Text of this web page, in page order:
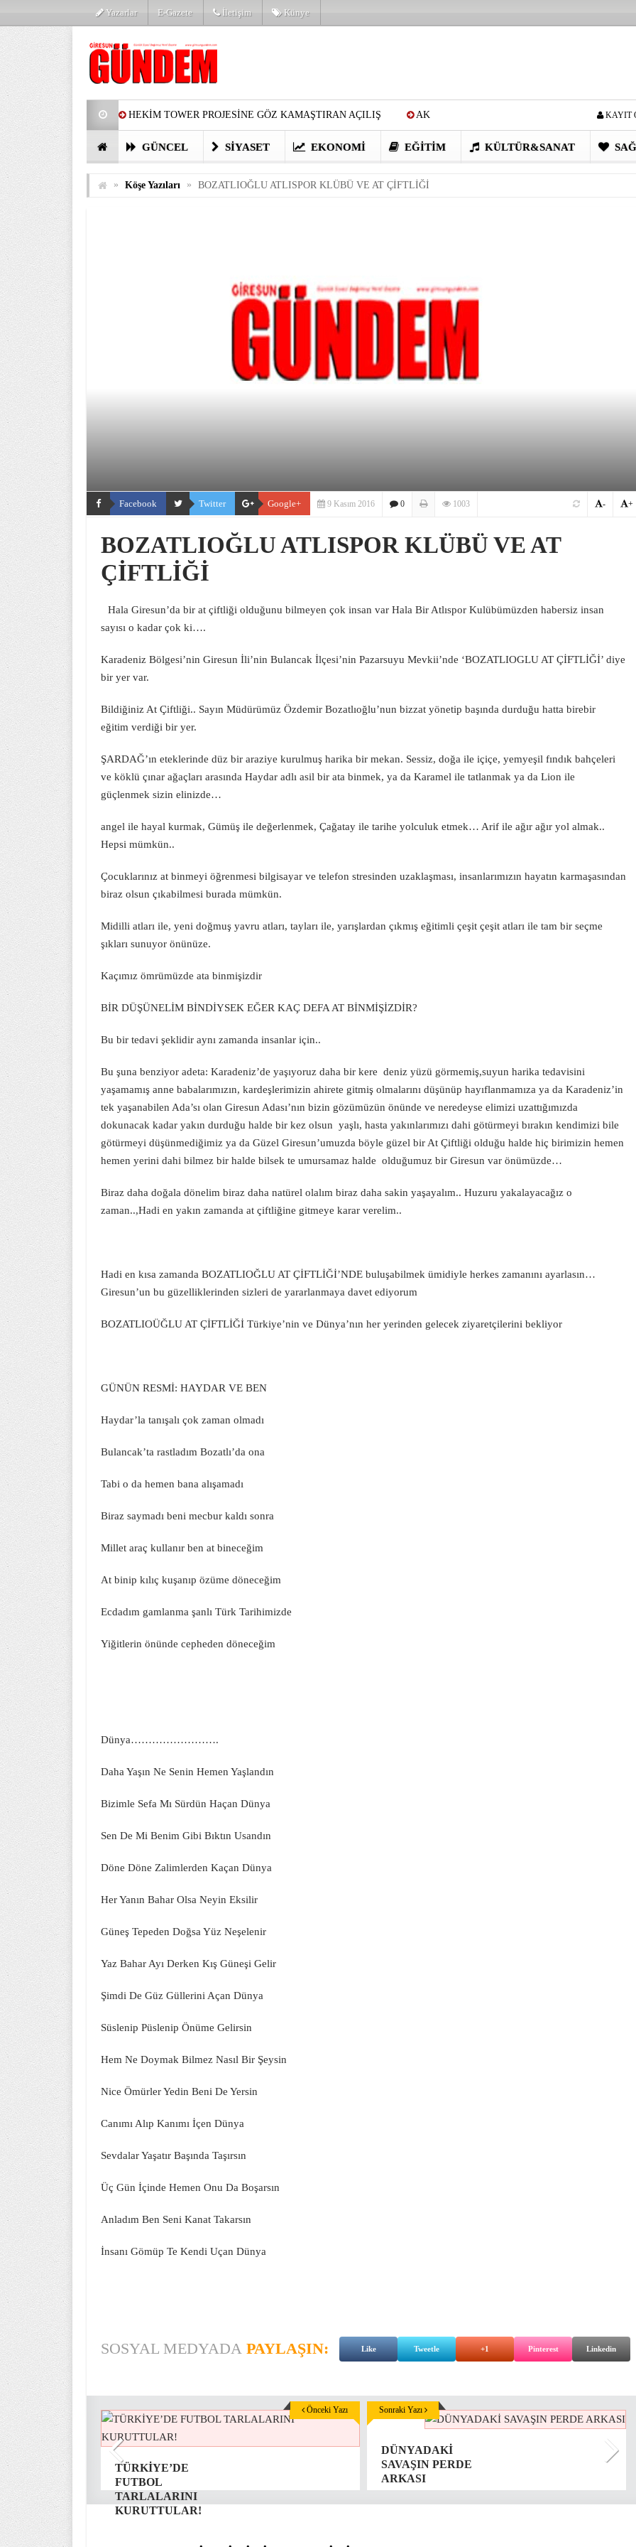
Yazarlar E-Gazete İletişim Künye
HEKİM TOWER PROJESİNE GÖZ KAMAŞTIRAN AÇILIŞ AK
PARTİ’DE YENİ YÜZLER HARUN CİCİ: VİDEOYU GÖRÜNCE
KAYIT
GÜNCEL SIYASET EKONOMI EĞITIM KÜLTÜR&SANAT
» Köşe Yazıları » BOZATLIOĞLU ATLISPOR KLÜBÜ VE AT ÇİFTLİĞİ
Facebook Twitter Google+ 9 Kasım 2016 0 1003 +
-
BOZATLIOĞLU ATLISPOR KLÜBÜ VE AT
ÇİFTLİĞİ
Hala Giresun’da bir at çiftliği olduğunu bilmeyen çok insan var Hala Bir Atlıspor Kulübümüzden habersiz insan
sayısı o kadar çok ki….
Karadeniz Bölgesi’nin Giresun İli’nin Bulancak İlçesi’nin Pazarsuyu Mevkii’nde ‘BOZATLIOGLU AT ÇİFTLİĞİ’ diye
bir yer var.
Bildiğiniz At Çiftliği.. Sayın Müdürümüz Özdemir Bozatlıoğlu’nun bizzat yönetip başında durduğu hatta birebir
eğitim verdiği bir yer.
ŞARDAĞ’ın eteklerinde düz bir araziye kurulmuş harika bir mekan. Sessiz, doğa ile içiçe, yemyeşil fındık bahçeleri
ve köklü çınar ağaçları arasında Haydar adlı asil bir ata binmek, ya da Karamel ile tatlanmak ya da Lion ile
güçlenmek sizin elinizde…
angel ile hayal kurmak, Gümüş ile değerlenmek, Çağatay ile tarihe yolculuk etmek… Arif ile ağır ağır yol almak..
Hepsi mümkün..
Çocuklarınız at binmeyi öğrenmesi bilgisayar ve telefon stresinden uzaklaşması, insanlarımızın hayatın karmaşasından
biraz olsun çıkabilmesi burada mümkün.
Midilli atları ile, yeni doğmuş yavru atları, tayları ile, yarışlardan çıkmış eğitimli çeşit çeşit atları ile tam bir seçme
şıkları sunuyor önünüze.
Kaçımız ömrümüzde ata binmişizdir
BİR DÜŞÜNELİM BİNDİYSEK EĞER KAÇ DEFA AT BİNMİŞİZDİR?
Bu bir tedavi şeklidir aynı zamanda insanlar için..
Bu şuna benziyor adeta: Karadeniz’de yaşıyoruz daha bir kere deniz yüzü görmemiş,suyun harika tedavisini
yaşamamış anne babalarımızın, kardeşlerimizin ahirete gitmiş olmalarını düşünüp hayıflanmamıza ya da Karadeniz’in
tek yaşanabilen Ada’sı olan Giresun Adası’nın bizin gözümüzün önünde ve neredeyse elimizi uzattığımızda
dokunacak kadar yakın durduğu halde bir kez olsun yaşlı, hasta yakınlarımızı dahi götürmeyi bırakın kendimizi bile
götürmeyi düşünmediğimiz ya da Güzel Giresun’umuzda böyle güzel bir At Çiftliği olduğu halde hiç birimizin hemen
hemen yerini dahi bilmez bir halde bilsek te umursamaz halde olduğumuz bir Giresun var önümüzde…
Biraz daha doğala dönelim biraz daha natürel olalım biraz daha sakin yaşayalım.. Huzuru yakalayacağız o
zaman..,Hadi en yakın zamanda at çiftliğine gitmeye karar verelim..
Hadi en kısa zamanda BOZATLIOĞLU AT ÇİFTLİĞİ’NDE buluşabilmek ümidiyle herkes zamanını ayarlasın…
Giresun’un bu güzelliklerinden sizleri de yararlanmaya davet ediyorum
BOZATLIOÜĞLU AT ÇİFTLİĞİ Türkiye’nin ve Dünya’nın her yerinden gelecek ziyaretçilerini bekliyor
GÜNÜN RESMİ: HAYDAR VE BEN
Haydar’la tanışalı çok zaman olmadı
Bulancak’ta rastladım Bozatlı’da ona
Tabi o da hemen bana alışamadı
Biraz saymadı beni mecbur kaldı sonra
Millet araç kullanır ben at bineceğim
At binip kılıç kuşanıp özüme döneceğim
Ecdadım gamlanma şanlı Türk Tarihimizde
Yiğitlerin önünde cepheden döneceğim
Dünya…………………….
Daha Yaşın Ne Senin Hemen Yaşlandın
Bizimle Sefa Mı Sürdün Haçan Dünya
Sen De Mi Benim Gibi Bıktın Usandın
Döne Döne Zalimlerden Kaçan Dünya
Her Yanın Bahar Olsa Neyin Eksilir
Güneş Tepeden Doğsa Yüz Neşelenir
Yaz Bahar Ayı Derken Kış Güneşi Gelir
Şimdi De Güz Güllerini Açan Dünya
Süslenip Püslenip Önüme Gelirsin
Hem Ne Doymak Bilmez Nasıl Bir Şeysin
Nice Ömürler Yedin Beni De Yersin
Canımı Alıp Kanımı İçen Dünya
Sevdalar Yaşatır Başında Taşırsın
Üç Gün İçinde Hemen Onu Da Boşarsın
Anladım Ben Seni Kanat Takarsın
İnsanı Gömüp Te Kendi Uçan Dünya
SOSYAL MEDYADA PAYLAŞIN: Like Tweetle +1 Pinterest Linkedin
TÜRKİYE’DE
FUTBOL
TARLALARINI
KURUTTULAR!
Önceki Yazı
DÜNYADAKİ
SAVAŞIN PERDE
ARKASI
Sonraki Yazı